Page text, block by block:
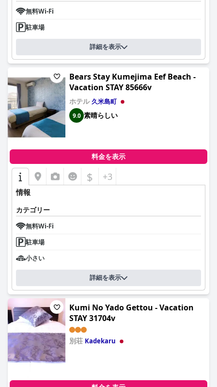
無料Wi-Fi
駐車場
詳細を表示
Bears Stay Kumejima Eef Beach -
Vacation STAY 85666v
ホテル久米島町
9.0 素晴らしい
料金を表示
$ +3
情報
カテゴリー
無料Wi-Fi
駐車場
小さい
詳細を表示
Kumi No Yado Gettou - Vacation
STAY 31704v
別荘 Kadekaru